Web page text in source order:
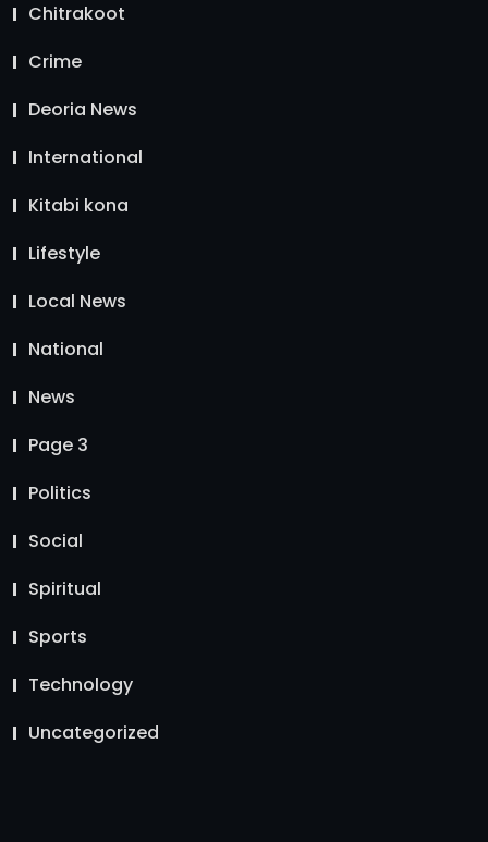
Chitrakoot
Crime
Deoria News
International
Kitabi kona
Lifestyle
Local News
National
News
Page 3
Politics
Social
Spiritual
Sports
Technology
Uncategorized